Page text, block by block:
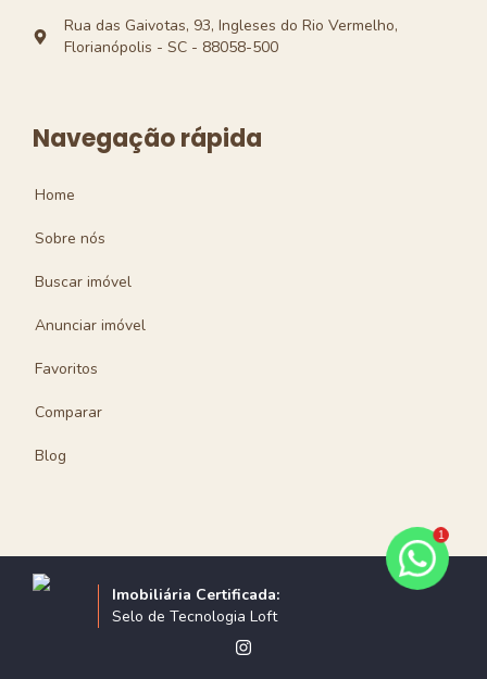
Rua das Gaivotas, 93, Ingleses do Rio Vermelho,
Florianópolis - SC - 88058-500
Navegação rápida
Home
Sobre nós
Buscar imóvel
Anunciar imóvel
Favoritos
Comparar
Blog
Imobiliária Certificada:
Selo de Tecnologia Loft
1